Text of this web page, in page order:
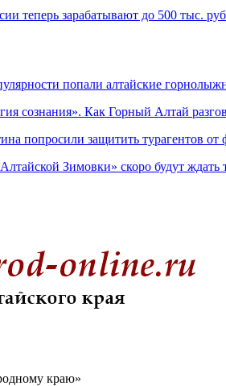
теперь зарабатывают до 500 тыс.
попали алтайские
сознания». Как Горный Алтай
попросили защитить турагентов от
Зимовки» скоро будут ждать
краю»